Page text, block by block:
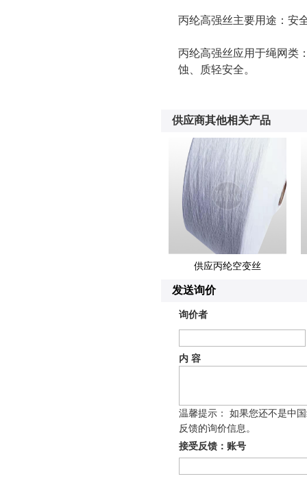
丙纶高强丝主要用途：安
丙纶高强丝应用于绳网类
蚀、质轻安全。
供应商其他相关产品
供应丙纶空变丝
发送询价
询价者
内 容
温馨提示： 如果您还不是中
反馈的询价信息。
接受反馈：账号